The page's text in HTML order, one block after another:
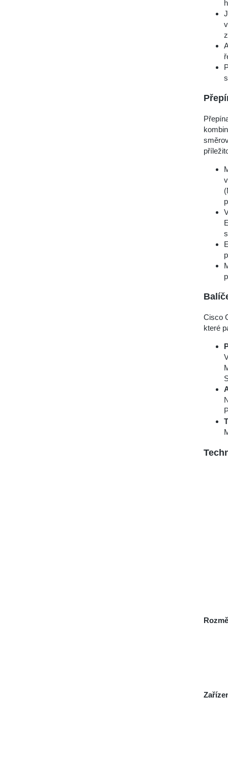
Cisco
které